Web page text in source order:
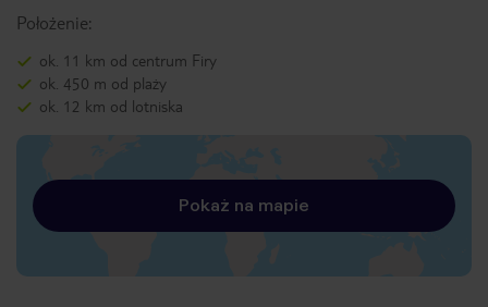
Położenie:
ok. 11 km od centrum Firy
ok. 450 m od plaży
ok. 12 km od lotniska
Pokaż na mapie